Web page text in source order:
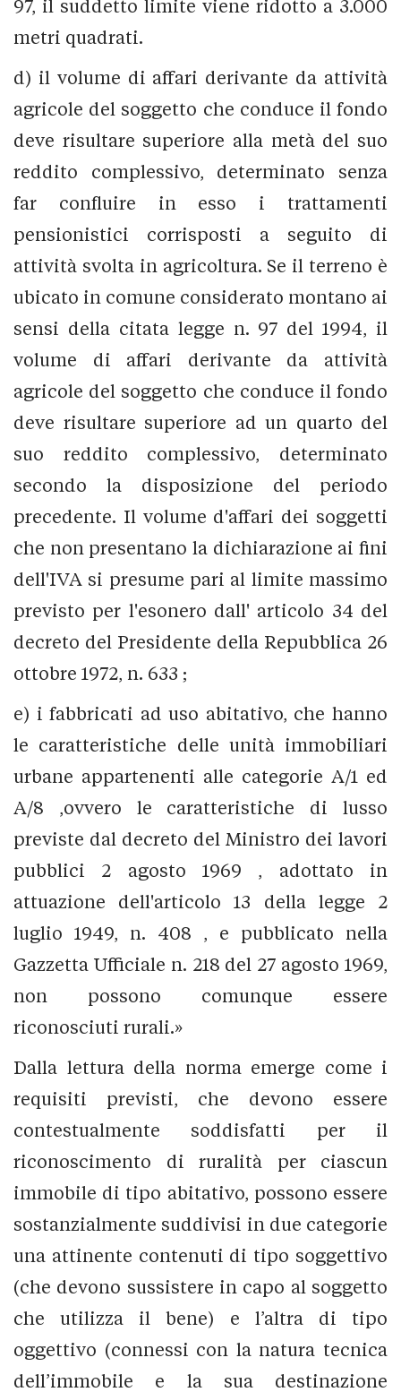
97, il suddetto limite viene ridotto a 3.000
metri quadrati.
d) il volume di affari derivante da attività
agricole del soggetto che conduce il fondo
deve risultare superiore alla metà del suo
reddito complessivo, determinato senza
far confluire in esso i trattamenti
pensionistici corrisposti a seguito di
attività svolta in agricoltura. Se il terreno è
ubicato in comune considerato montano ai
sensi della citata legge n. 97 del 1994, il
volume di affari derivante da attività
agricole del soggetto che conduce il fondo
deve risultare superiore ad un quarto del
suo reddito complessivo, determinato
secondo la disposizione del periodo
precedente. Il volume d'affari dei soggetti
che non presentano la dichiarazione ai fini
dell'IVA si presume pari al limite massimo
previsto per l'esonero dall' articolo 34 del
decreto del Presidente della Repubblica 26
ottobre 1972, n. 633 ;
e) i fabbricati ad uso abitativo, che hanno
le caratteristiche delle unità immobiliari
urbane appartenenti alle categorie A/1 ed
A/8 ,ovvero le caratteristiche di lusso
previste dal decreto del Ministro dei lavori
pubblici 2 agosto 1969 , adottato in
attuazione dell'articolo 13 della legge 2
luglio 1949, n. 408 , e pubblicato nella
Gazzetta Ufficiale n. 218 del 27 agosto 1969,
non possono comunque essere
riconosciuti rurali.»
Dalla lettura della norma emerge come i
requisiti previsti, che devono essere
contestualmente soddisfatti per il
riconoscimento di ruralità per ciascun
immobile di tipo abitativo, possono essere
sostanzialmente suddivisi in due categorie
una attinente contenuti di tipo soggettivo
(che devono sussistere in capo al soggetto
che utilizza il bene) e l’altra di tipo
oggettivo (connessi con la natura tecnica
dell’immobile e la sua destinazione